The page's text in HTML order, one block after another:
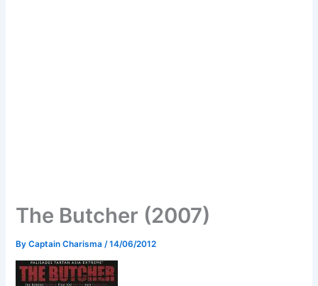
The Butcher (2007)
ByCaptain Charisma /14/06/2012